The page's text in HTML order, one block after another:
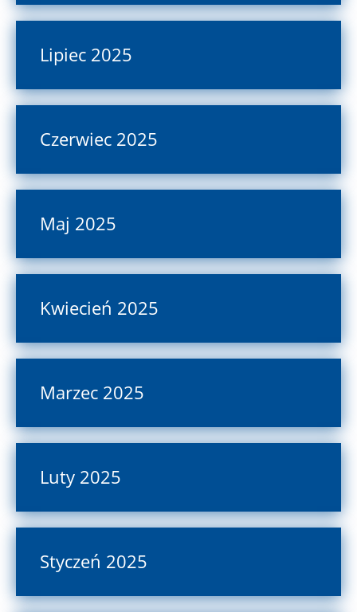
Lipiec 2025
Czerwiec 2025
Maj 2025
Kwiecień 2025
Marzec 2025
Luty 2025
Styczeń 2025